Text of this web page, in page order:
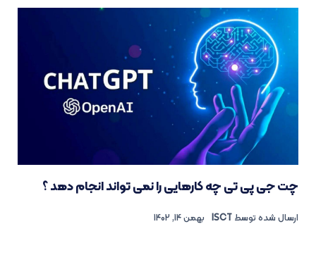
چت جی پی تی چه کارهایی را نمی تواند انجام دهد ؟
ارسال شده توسط ISCT بهمن 14, 1402